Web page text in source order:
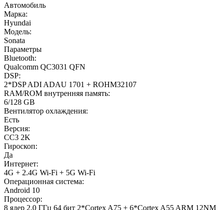
Автомобиль
Марка:
Hyundai
Модель:
Sonata
Параметры
Bluetooth:
Qualcomm QC3031 QFN
DSP:
2*DSP ADI ADAU 1701 + ROHM32107
RAM/ROM внутренняя память:
6/128 GB
Вентилятор охлаждения:
Есть
Версия:
CC3 2K
Гироскоп:
Да
Интернет:
4G + 2.4G Wi-Fi + 5G Wi-Fi
Операционная система:
Android 10
Процессор:
8 ядер 2.0 ГГц 64 бит 2*Cortex A75 + 6*Cortex A55 ARM 12NM